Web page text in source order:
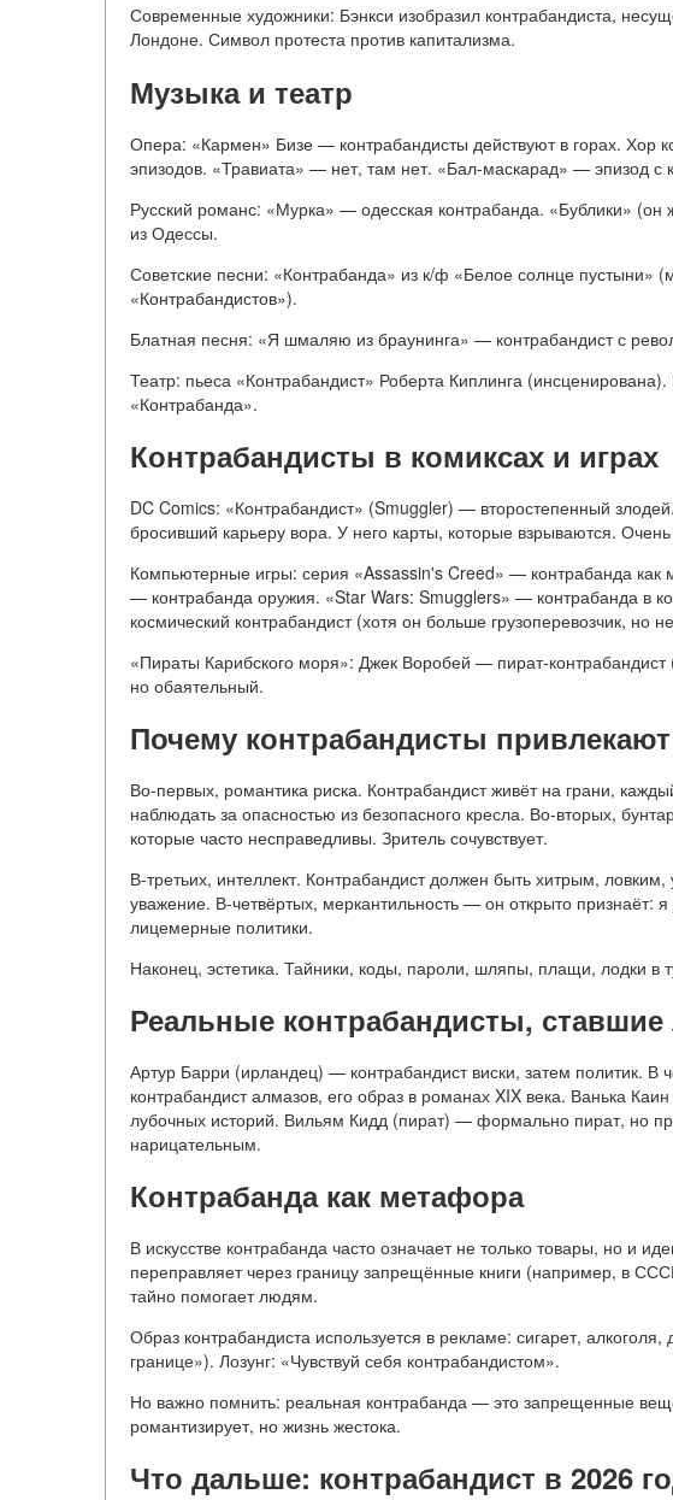
Современные художники: Бэнкси изобразил контрабандиста,
Лондоне. Символ протеста против капитализма.
Музыка и театр
Опера: «Кармен» Бизе — контрабандисты действуют в горах. Хор
эпизодов. «Травиата» — нет, там нет. «Бал-маскарад» — эпизод с
Русский романс: «Мурка» — одесская контрабанда. «Бублики»
из Одессы.
Советские песни: «Контрабанда» из к/ф «Белое солнце пустыни»
«Контрабандистов»).
Блатная песня: «Я шмаляю из браунинга» — контрабандист с
Театр: пьеса «Контрабандист» Роберта Киплинга
«Контрабанда».
Контрабандисты в комиксах и играх
DC Comics: «Контрабандист» (Smuggler) — второстепенный
бросивший карьеру вора. У него карты, которые взрываются.
Компьютерные игры: серия «Assassin's Creed» — контрабанда как
— контрабанда оружия. «Star Wars: Smugglers» — контрабанда в
космический контрабандист (хотя он больше грузоперевозчик, но
«Пираты Карибского моря»: Джек Воробей — пират-
но обаятельный.
Почему контрабандисты
Во-первых, романтика риска. Контрабандист живёт на грани,
наблюдать за опасностью из безопасного кресла. Во-вторых,
которые часто несправедливы. Зритель сочувствует.
В-третьих, интеллект. Контрабандист должен быть хитрым,
уважение. В-четвёртых, меркантильность — он открыто признаёт:
лицемерные политики.
Наконец, эстетика. Тайники, коды, пароли, шляпы, плащи, лодки в
Реальные контрабандисты, ставшие
Артур Барри (ирландец) — контрабандист виски, затем политик.
контрабандист алмазов, его образ в романах XIX века. Ванька
лубочных историй. Вильям Кидд (пират) — формально пират, но
нарицательным.
Контрабанда как метафора
В искусстве контрабанда часто означает не только товары, но и
переправляет через границу запрещённые книги (например, в
тайно помогает людям.
Образ контрабандиста используется в рекламе: сигарет, алкоголя,
границе»). Лозунг: «Чувствуй себя контрабандистом».
Но важно помнить: реальная контрабанда — это запрещенные
романтизирует, но жизнь жестока.
Что дальше: контрабандист в 2026